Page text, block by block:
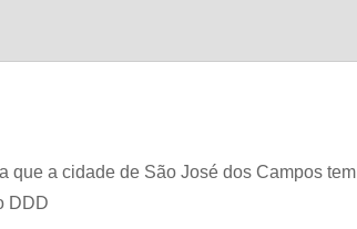
que a cidade de São José dos Campos tem
DDD